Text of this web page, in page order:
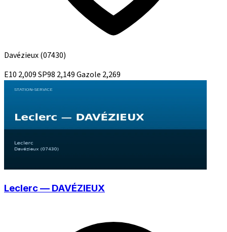
Davézieux(07430)
E10 2,009SP98 2,149Gazole 2,269
Leclerc — DAVÉZIEUX